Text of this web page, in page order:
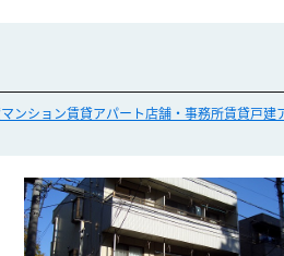
ンション賃貸アパート店舗・事務所賃貸戸建